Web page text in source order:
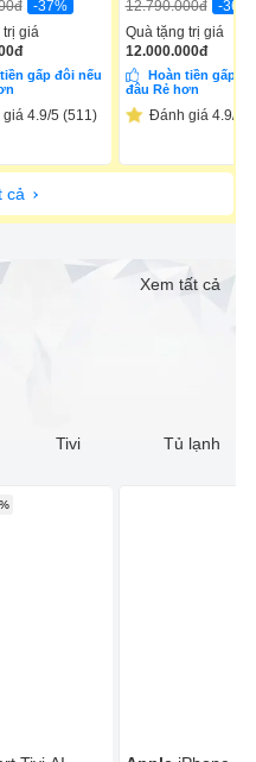
đ
-37%
trị giá
đ
gấp đôi nếu
4.9/5 (511)
12.790.000đ
-36%
Quà tặng trị giá
12.000.000đ
Hoàn tiền gấp
đâu Rẻ hơn
Đánh giá 4.9/5
cả
Tivi Tủ lạnh
Xem tất cả